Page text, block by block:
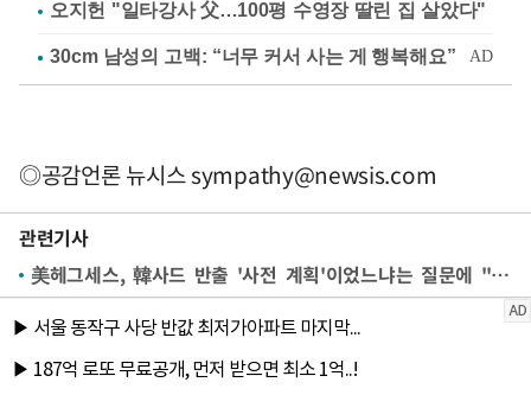
오지헌 "일타강사 父…100평 수영장 딸린 집 살았다"
◎공감언론 뉴시스sympathy@newsis.com
관련기사
美헤그세스, 韓사드 반출 '사전 계획'이었느냐는 질문에 "모두 고려"